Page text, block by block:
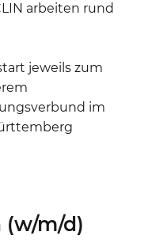
arbeiten rund
jeweils zum
im
(w/m/d)